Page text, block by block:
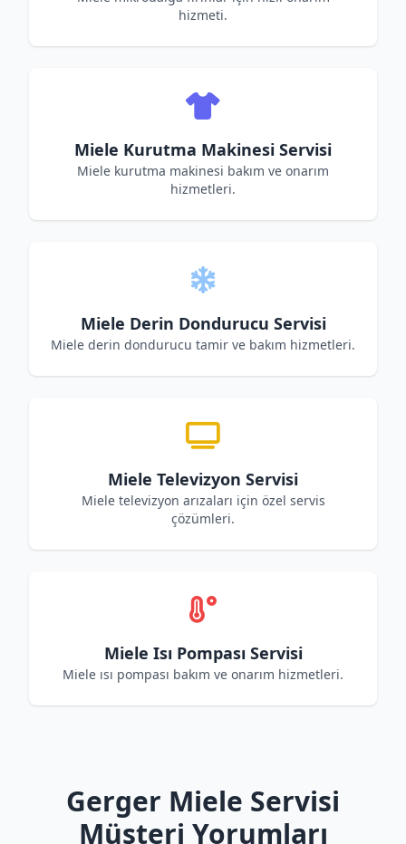
hizmeti.
Miele Kurutma Makinesi Servisi
Miele kurutma makinesi bakım ve onarım
hizmetleri.
Miele Derin Dondurucu Servisi
Miele derin dondurucu tamir ve bakım hizmetleri.
Miele Televizyon Servisi
Miele televizyon arızaları için özel servis
çözümleri.
Miele Isı Pompası Servisi
Miele ısı pompası bakım ve onarım hizmetleri.
Gerger Miele Servisi
Müşteri Yorumları